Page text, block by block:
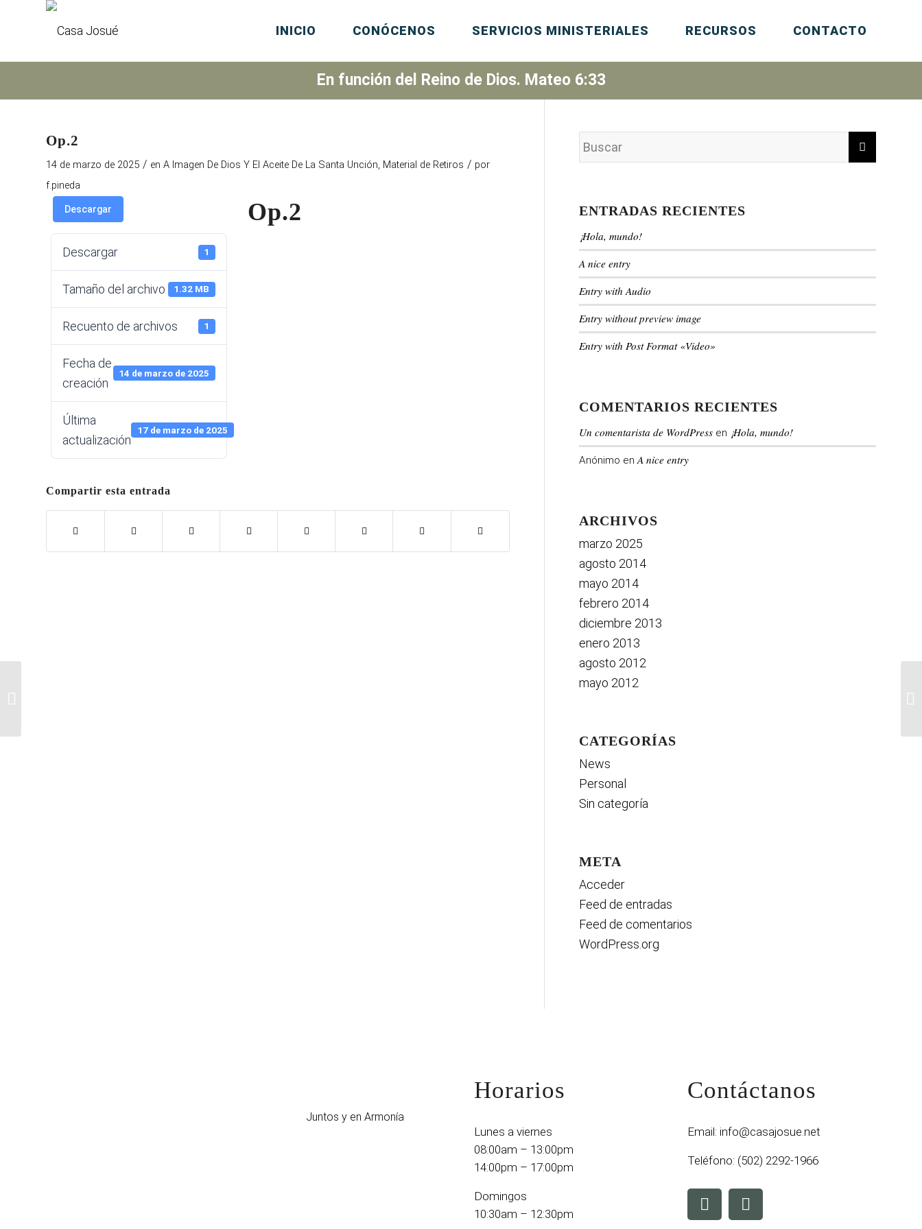
En función del Reino de Dios. Mateo 6:33
INICIO CONÓCENOS SERVICIOS MINISTERIALES RECURSOS CONTACTO
Op.2
14 de marzo de 2025 / en A Imagen De Dios Y El Aceite De La Santa Unción, Material de Retiros / por
f.pineda
Descargar
Descargar 1
Tamaño del archivo 1.32 MB
Recuento de archivos 1
Fecha de
creación
14 de marzo de 2025
Última
actualización
17 de marzo de 2025
Op.2
Compartir esta entrada
ENTRADAS RECIENTES
¡Hola, mundo!
A nice entry
Entry with Audio
Entry without preview image
Entry with Post Format «Video»
COMENTARIOS RECIENTES
Un comentarista de WordPress en ¡Hola, mundo!
Anónimo enA nice entry
ARCHIVOS
marzo 2025
agosto 2014
mayo 2014
febrero 2014
diciembre 2013
enero 2013
agosto 2012
mayo 2012
CATEGORÍAS
News
Personal
Sin categoría
META
Acceder
Feed de entradas
Feed de comentarios
WordPress.org
Juntos y en Armonía
Horarios
Lunes a viernes
08:00am – 13:00pm
14:00pm – 17:00pm
Domingos
10:30am – 12:30pm
Contáctanos
Email: info@casajosue.net
Teléfono: (502) 2292-1966